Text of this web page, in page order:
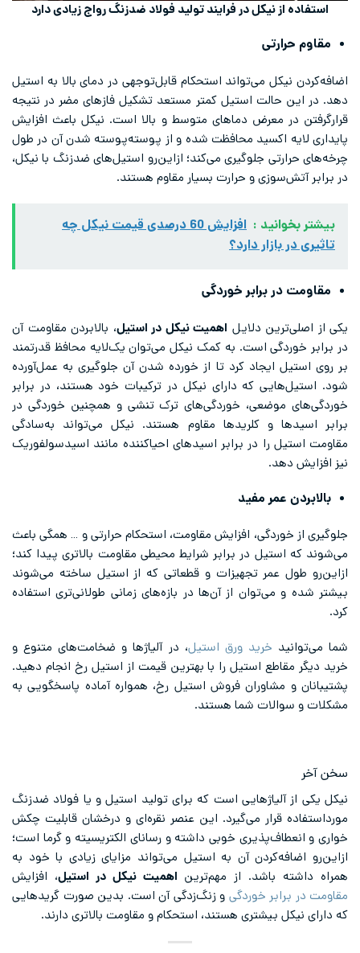
استفاده از نیکل در فرایند تولید فولاد ضدزنگ رواج زیادی دارد
مقاوم حرارتی
اضافه‌کردن نیکل می‌تواند استحکام قابل‌توجهی در دمای بالا به استیل
دهد. در این حالت استیل کمتر مستعد تشکیل فازهای مضر در نتیجه
قرارگرفتن در معرض دماهای متوسط و بالا است. نیکل باعث افزایش
پایداری لایه اکسید محافظت شده و از پوسته‌پوسته شدن آن در طول
چرخه‌های حرارتی جلوگیری می‌کند؛ ازاین‌رو استیل‌های ضدزنگ با نیکل،
در برابر آتش‌سوزی و حرارت بسیار مقاوم هستند.
بیشتر بخوانید :
افزایش 60 درصدی قیمت نیکل چه
تاثیری در بازار دارد؟
مقاومت در برابر خوردگی
یکی از اصلی‌ترین دلایل اهمیت نیکل در استیل، بالابردن مقاومت آن
در برابر خوردگی است. به کمک نیکل می‌توان یک‌لایه محافظ قدرتمند
بر روی استیل ایجاد کرد تا از خورده شدن آن جلوگیری به عمل‌آورده
شود. استیل‌هایی که دارای نیکل در ترکیبات خود هستند، در برابر
خوردگی‌های موضعی، خوردگی‌های ترک تنشی و همچنین خوردگی در
برابر اسیدها و کلریدها مقاوم هستند. نیکل می‌تواند به‌سادگی
مقاومت استیل را در برابر اسیدهای احیاکننده مانند اسیدسولفوریک
نیز افزایش دهد.
بالابردن عمر مفید
جلوگیری از خوردگی، افزایش مقاومت، استحکام حرارتی و … همگی باعث
می‌شوند که استیل در برابر شرایط محیطی مقاومت بالاتری پیدا کند؛
ازاین‌رو طول عمر تجهیزات و قطعاتی که از استیل ساخته می‌شوند
بیشتر شده و می‌توان از آن‌ها در بازه‌های زمانی طولانی‌تری استفاده
کرد.
شما می‌توانید خرید ورق استیل، در آلیاژها و ضخامت‌های متنوع و
خرید دیگر مقاطع استیل را با بهترین قیمت از استیل رخ انجام دهید.
پشتیبانان و مشاوران فروش استیل رخ، همواره آماده پاسخگویی به
مشکلات و سوالات شما هستند.
سخن آخر
نیکل یکی از آلیاژهایی است که برای تولید استیل و یا فولاد ضدزنگ
مورداستفاده قرار می‌گیرد. این عنصر نقره‌ای و درخشان قابلیت چکش
خواری و انعطاف‌پذیری خوبی داشته و رسانای الکتریسیته و گرما است؛
ازاین‌رو اضافه‌کردن آن به استیل می‌تواند مزایای زیادی با خود به
همراه داشته باشد. از مهم‌ترین اهمیت نیکل در استیل، افزایش
مقاومت در برابر خوردگی و زنگ‌زدگی آن است. بدین صورت گریدهایی
که دارای نیکل بیشتری هستند، استحکام و مقاومت بالاتری دارند.